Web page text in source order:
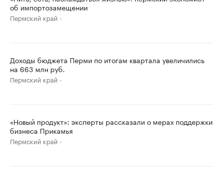
об импортозамещении
Пермский край
Доходы бюджета Перми по итогам квартала увеличились
на 663 млн руб.
Пермский край
«Новый продукт»: эксперты рассказали о мерах поддержки
бизнеса Прикамья
Пермский край